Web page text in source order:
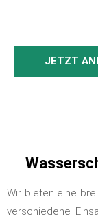
JETZT
Wir bieten eine
verschiedene